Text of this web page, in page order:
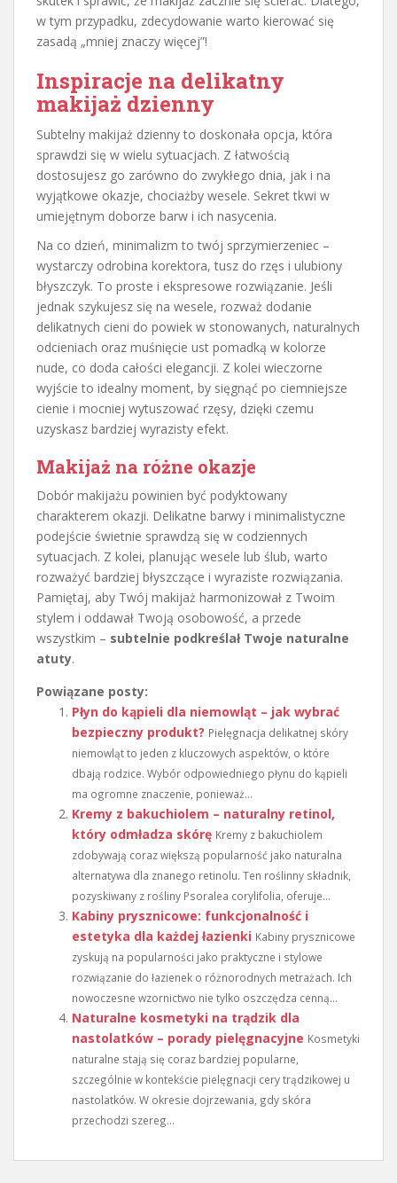
w tym przypadku, zdecydowanie warto kierować się
zasadą „mniej znaczy więcej”!
Inspiracje na delikatny
makijaż dzienny
Subtelny makijaż dzienny to doskonała opcja, która
sprawdzi się w wielu sytuacjach. Z łatwością
dostosujesz go zarówno do zwykłego dnia, jak i na
wyjątkowe okazje, chociażby wesele. Sekret tkwi w
umiejętnym doborze barw i ich nasycenia.
Na co dzień, minimalizm to twój sprzymierzeniec –
wystarczy odrobina korektora, tusz do rzęs i ulubiony
błyszczyk. To proste i ekspresowe rozwiązanie. Jeśli
jednak szykujesz się na wesele, rozważ dodanie
delikatnych cieni do powiek w stonowanych, naturalnych
odcieniach oraz muśnięcie ust pomadką w kolorze
nude, co doda całości elegancji. Z kolei wieczorne
wyjście to idealny moment, by sięgnąć po ciemniejsze
cienie i mocniej wytuszować rzęsy, dzięki czemu
uzyskasz bardziej wyrazisty efekt.
Makijaż na różne okazje
Dobór makijażu powinien być podyktowany
charakterem okazji. Delikatne barwy i minimalistyczne
podejście świetnie sprawdzą się w codziennych
sytuacjach. Z kolei, planując wesele lub ślub, warto
rozważyć bardziej błyszczące i wyraziste rozwiązania.
Pamiętaj, aby Twój makijaż harmonizował z Twoim
stylem i oddawał Twoją osobowość, a przede
wszystkim – subtelnie podkreślał Twoje naturalne
atuty.
Powiązane posty:
Płyn do kąpieli dla niemowląt – jak wybrać
bezpieczny produkt? Pielęgnacja delikatnej skóry
niemowląt to jeden z kluczowych aspektów, o które
dbają rodzice. Wybór odpowiedniego płynu do kąpieli
ma ogromne znaczenie, ponieważ...
Kremy z bakuchiolem – naturalny retinol,
który odmładza skórę Kremy z bakuchiolem
zdobywają coraz większą popularność jako naturalna
alternatywa dla znanego retinolu. Ten roślinny składnik,
pozyskiwany z rośliny Psoralea corylifolia, oferuje...
Kabiny prysznicowe: funkcjonalność i
estetyka dla każdej łazienki Kabiny prysznicowe
zyskują na popularności jako praktyczne i stylowe
rozwiązanie do łazienek o różnorodnych metrażach. Ich
nowoczesne wzornictwo nie tylko oszczędza cenną...
Naturalne kosmetyki na trądzik dla
nastolatków – porady pielęgnacyjne Kosmetyki
naturalne stają się coraz bardziej popularne,
szczególnie w kontekście pielęgnacji cery trądzikowej u
nastolatków. W okresie dojrzewania, gdy skóra
przechodzi szereg...